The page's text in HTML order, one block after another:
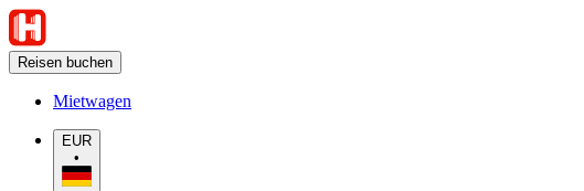
Reisen buchen
Mietwagen
EUR
•